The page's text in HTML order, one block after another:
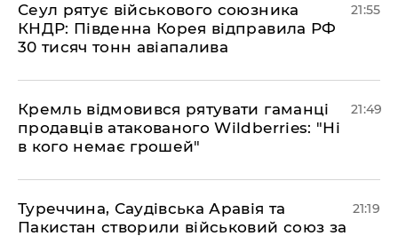
​Сеул рятує військового союзника
КНДР: Південна Корея відправила РФ
30 тисяч тонн авіапалива
21:55
​Кремль відмовився рятувати гаманці
продавців атакованого Wildberries: "Ні
в кого немає грошей"
21:49
​Туреччина, Саудівська Аравія та
Пакистан створили військовий союз за
21:19